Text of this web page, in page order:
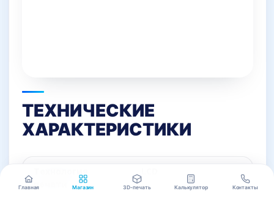
Главная Магазин 3D-печать Калькулятор Контакты
ТЕХНИЧЕСКИЕ
ХАРАКТЕРИСТИКИ
Технология
печати